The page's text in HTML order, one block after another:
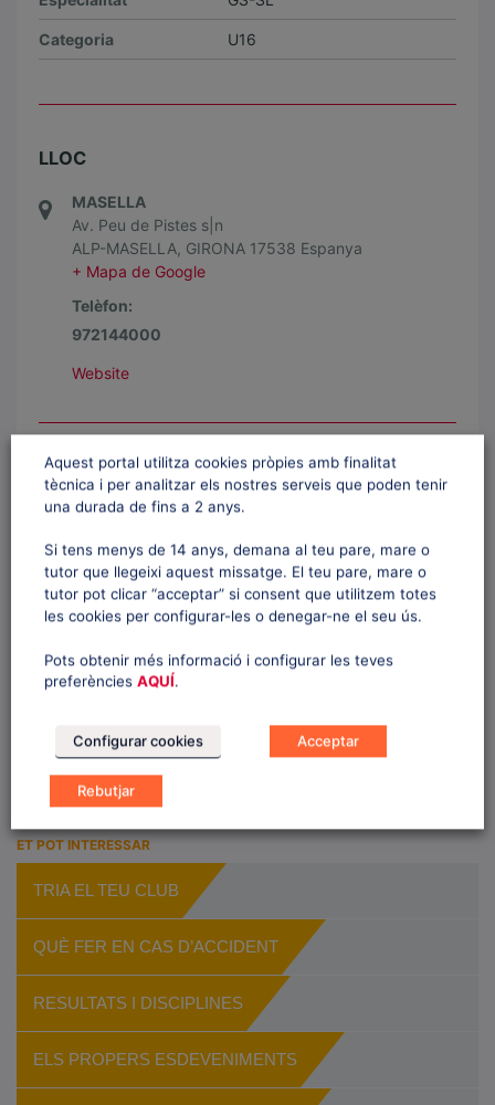
Categoria U16
LLOC
MASELLA
Av. Peu de Pistes s|n
ALP-MASELLA GIRONA 17538 Espanya
+ Mapa de Google
Telèfon:
972144000
Website
ORGANITZADOR
E
v
e
N
a
v
i
g
a
t
i
o
n
MONTSE COROMINAS.
TROFEU PWC.
ET POT INTERESSAR
TRIA EL TEU CLUB
QUÈ FER EN CAS D’ACCIDENT
RESULTATS I DISCIPLINES
ELS PROPERS ESDEVENIMENTS
Aquest portal utilitza cookies pròpies amb finalitat
tècnica i per analitzar els nostres serveis que poden tenir
una durada de fins a 2 anys.
Si tens menys de 14 anys, demana al teu pare, mare o
tutor que llegeixi aquest missatge. El teu pare, mare o
tutor pot clicar “acceptar” si consent que utilitzem totes
les cookies per configurar-les o denegar-ne el seu ús.
Pots obtenir més informació i configurar les teves
preferències AQUÍ.
Configurar cookies Acceptar
Rebutjar